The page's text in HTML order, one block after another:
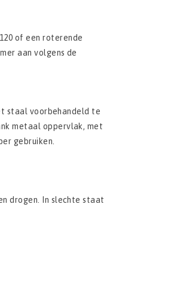
of een roterende
aan volgens de
staal voorbehandeld te
metaal oppervlak, met
gebruiken.
drogen. In slechte staat